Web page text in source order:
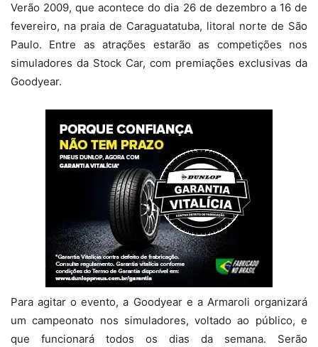
Verão 2009, que acontece do dia 26 de dezembro a 16 de
fevereiro, na praia de Caraguatatuba, litoral norte de São
Paulo. Entre as atrações estarão as competições nos
simuladores da Stock Car, com premiações exclusivas da
Goodyear.
Para agitar o evento, a Goodyear e a Armaroli organizará
um campeonato nos simuladores, voltado ao público, e
que funcionará todos os dias da semana. Serão